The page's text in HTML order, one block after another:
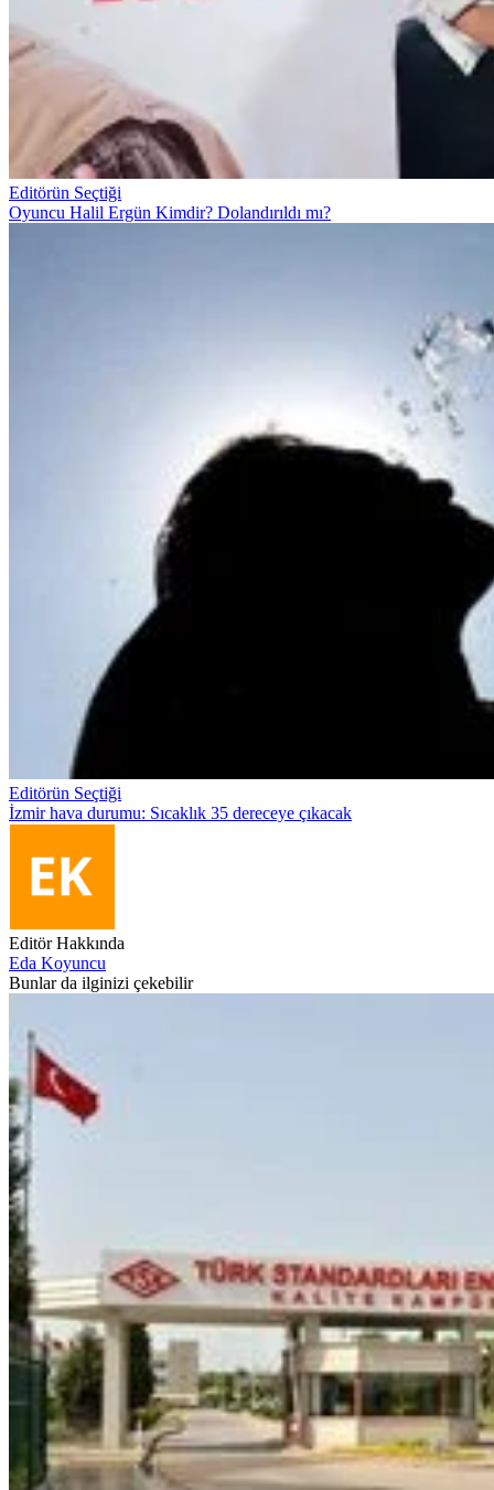
Editörün Seçtiği
Oyuncu Halil Ergün Kimdir? Dolandırıldı mı?
Editörün Seçtiği
İzmir hava durumu: Sıcaklık 35 dereceye çıkacak
Editör Hakkında
Eda Koyuncu
Bunlar da ilginizi çekebilir